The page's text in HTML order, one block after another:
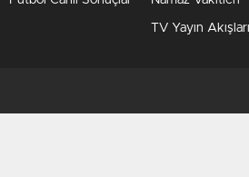
TV Yayın Akışları